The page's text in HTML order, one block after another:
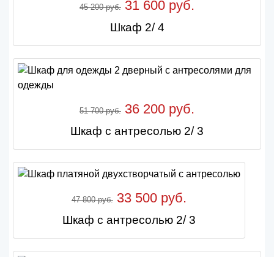
45 200 руб. 31 600 руб.
Шкаф 2/ 4
51 700 руб. 36 200 руб.
Шкаф с антресолью 2/ 3
47 800 руб. 33 500 руб.
Шкаф с антресолью 2/ 3